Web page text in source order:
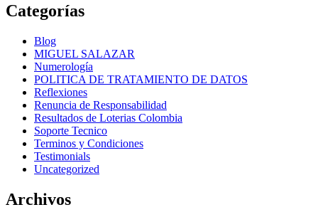
Categorías
Blog
MIGUEL SALAZAR
Numerología
POLITICA DE TRATAMIENTO DE DATOS
Reflexiones
Renuncia de Responsabilidad
Resultados de Loterias Colombia
Soporte Tecnico
Terminos y Condiciones
Testimonials
Uncategorized
Archivos